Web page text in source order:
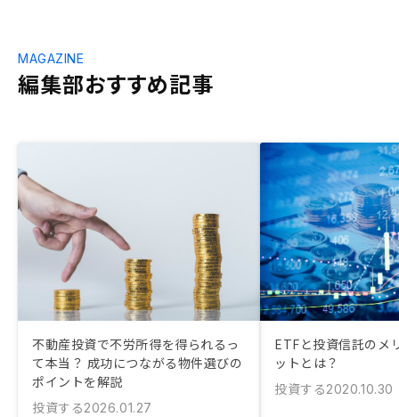
編集部おすすめ記事
MAGAZINE
不動産投資で不労所得を得られるっ
て本当？ 成功につながる物件選びの
ポイントを解説
投資する2026.01.27
ETFと投資信託のメ
ットとは？
投資する2020.10.30